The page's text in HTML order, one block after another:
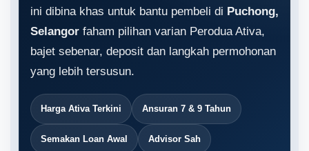
ini dibina khas untuk bantu pembeli di Puchong,
Selangor faham pilihan varian Perodua Ativa,
bajet sebenar, deposit dan langkah permohonan
yang lebih tersusun.
Harga Ativa Terkini Ansuran 7 & 9 Tahun
Semakan Loan Awal Advisor Sah